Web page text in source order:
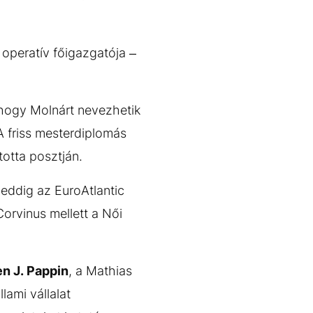
főigazgatója –
Molnárt nevezhetik
friss mesterdiplomás
posztján.
az EuroAtlantic
mellett a Női
J. Pappin, a Mathias
vállalat